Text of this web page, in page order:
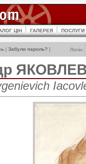
ЦІН ГАЛЕРЕЯ ПОСЛУГИ
| Забули пароль? ] Логін: